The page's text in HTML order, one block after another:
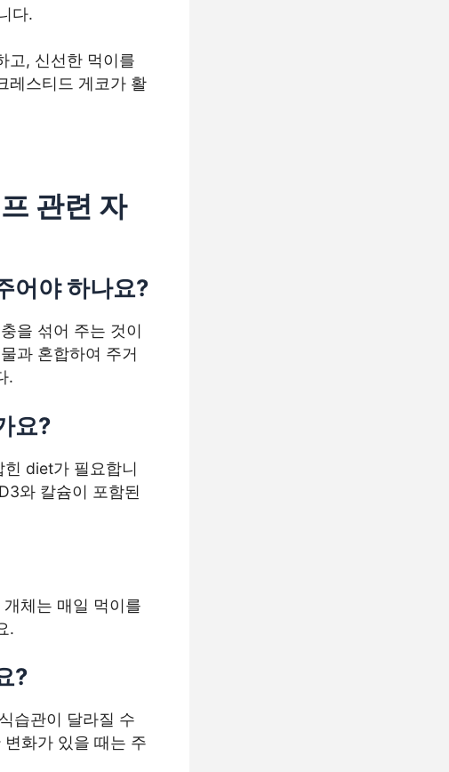
다.
고, 신선한 먹이를
레스티드 게코가 활
관련 자
어야 하나요?
을 섞어 주는 것이
과 혼합하여 주거
.
요?
diet가 필요합니
와 칼슘이 포함된
체는 매일 먹이를
.
?
습관이 달라질 수
화가 있을 때는 주